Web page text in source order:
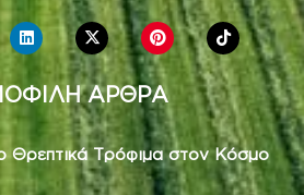
ΑΡΘΡΑ
Θρεπτικά Τρόφιμα στον Κόσμο